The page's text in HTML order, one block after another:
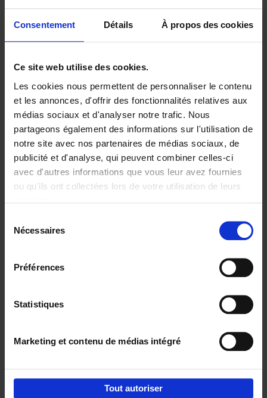
Consentement Détails À propos des cookies
Ce site web utilise des cookies.
Les cookies nous permettent de personnaliser le contenu
et les annonces, d'offrir des fonctionnalités relatives aux
médias sociaux et d'analyser notre trafic. Nous
partageons également des informations sur l'utilisation de
notre site avec nos partenaires de médias sociaux, de
publicité et d'analyse, qui peuvent combiner celles-ci
avec d'autres informations que vous leur avez fournies
ou qu'ils ont collectées lors de votre utilisation de leurs
Nécessaires
Préférences
Statistiques
Marketing et contenu de médias intégré
Tout autoriser
Building Bonds = Building
Business
Jochen Roef Jozefien De Feyter
Carolien Boom
Couverture souple
2025 200
€29,99
Digital marketing like a PRO -
completely revised edition (EN)